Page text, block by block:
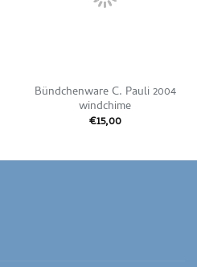
Bündchenware C. Pauli 2004
windchime
€15,00